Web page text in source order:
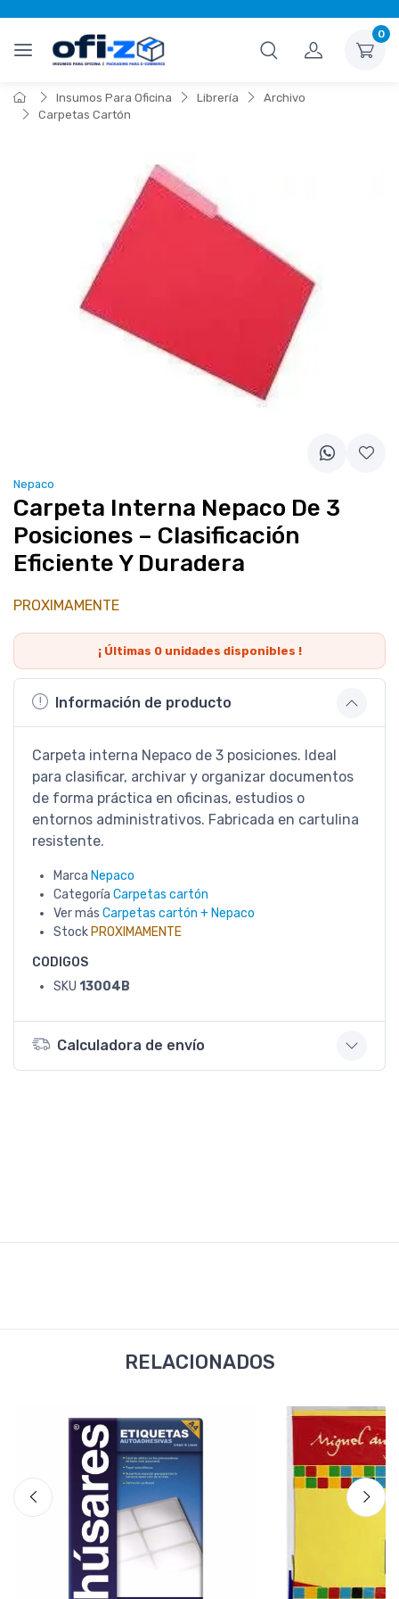
0
Insumos Para Oficina Librería
Archivo
Carpetas Cartón
Nepaco
Carpeta Interna Nepaco De 3
Posiciones – Clasificación
Eficiente Y Duradera
PROXIMAMENTE
¡ Últimas 0unidades disponibles !
Información de producto
Carpeta interna Nepaco de 3 posiciones. Ideal
para clasificar, archivar y organizar documentos
de forma práctica en oficinas, estudios o
entornos administrativos. Fabricada en cartulina
resistente.
Marca Nepaco
Categoría Carpetas cartón
Ver más Carpetas cartón + Nepaco
Stock PROXIMAMENTE
CODIGOS
SKU 13004B
Calculadora de envío
RELACIONADOS